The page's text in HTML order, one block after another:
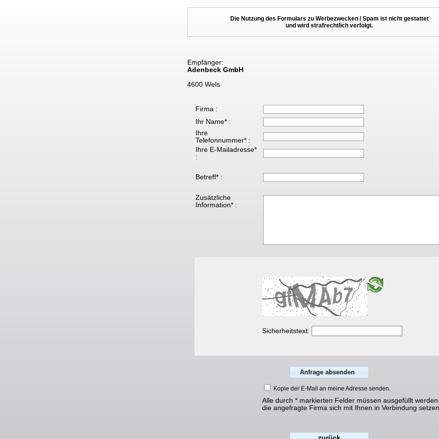
Die Nutzung des Formulars zu Werbezwecken / Spam ist nicht gestattet
und wird strafrechtlich verfolgt.
Empfänger:
Adenbeck GmbH
4600 Wels
Firma :
Ihr Name* :
Ihre
Telefonnummer* :
Ihre E-Mailadresse*
:
Betreff* :
Zusätzliche
Information* :
Sicherheitstext:
Kopie der E-Mail an meine Adresse senden.
Alle durch * markierten Felder müssen ausgefüllt
die angefragte Firma sich mit Ihnen in Verbindung